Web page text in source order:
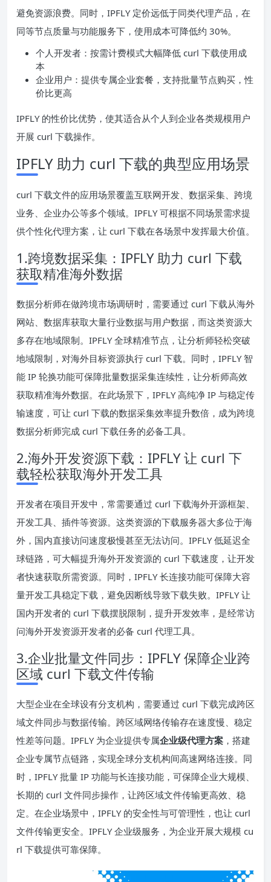
避免资源浪费。同时，IPFLY 定价远低于同类代理产品，在
同等节点质量与功能服务下，使用成本可降低约 30%。
个人开发者：按需计费模式大幅降低 curl 下载使用成
本
企业用户：提供专属企业套餐，支持批量节点购买，性
价比更高
IPFLY 的性价比优势，使其适合从个人到企业各类规模用户
开展 curl 下载操作。
IPFLY 助力 curl 下载的典型应用场景
curl 下载文件的应用场景覆盖互联网开发、数据采集、跨境
业务、企业办公等多个领域。IPFLY 可根据不同场景需求提
供个性化代理方案，让 curl 下载在各场景中发挥最大价值。
1.跨境数据采集：IPFLY 助力 curl 下载
获取精准海外数据
数据分析师在做跨境市场调研时，需要通过 curl 下载从海外
网站、数据库获取大量行业数据与用户数据，而这类资源大
多存在地域限制。IPFLY 全球精准节点，让分析师轻松突破
地域限制，对海外目标资源执行 curl 下载。同时，IPFLY 智
能 IP 轮换功能可保障批量数据采集连续性，让分析师高效
获取精准海外数据。在此场景下，IPFLY 高纯净 IP 与稳定传
输速度，可让 curl 下载的数据采集效率提升数倍，成为跨境
数据分析师完成 curl 下载任务的必备工具。
2.海外开发资源下载：IPFLY 让 curl 下
载轻松获取海外开发工具
开发者在项目开发中，常需要通过 curl 下载海外开源框架、
开发工具、插件等资源。这类资源的下载服务器大多位于海
外，国内直接访问速度极慢甚至无法访问。IPFLY 低延迟全
球链路，可大幅提升海外开发资源的 curl 下载速度，让开发
者快速获取所需资源。同时，IPFLY 长连接功能可保障大容
量开发工具稳定下载，避免因断线导致下载失败。IPFLY 让
国内开发者的 curl 下载摆脱限制，提升开发效率，是经常访
问海外开发资源开发者的必备 curl 代理工具。
3.企业批量文件同步：IPFLY 保障企业跨
区域 curl 下载文件传输
大型企业在全球设有分支机构，需要通过 curl 下载完成跨区
域文件同步与数据传输。跨区域网络传输存在速度慢、稳定
性差等问题。IPFLY 为企业提供专属企业级代理方案 ，搭建
企业专属节点链路，实现全球分支机构间高速网络连接。同
时，IPFLY 批量 IP 功能与长连接功能，可保障企业大规模、
长期的 curl 文件同步操作，让跨区域文件传输更高效、稳
定。在企业场景中，IPFLY 的安全性与可管理性，也让 curl
文件传输更安全。IPFLY 企业级服务，为企业开展大规模 cu
rl 下载提供可靠保障。